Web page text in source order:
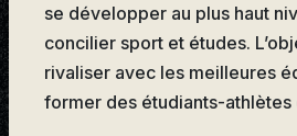
se développer au plus haut
concilier sport et études.
rivaliser avec les meilleures
former des étudiants-athlètes